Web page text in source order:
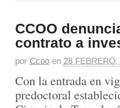
CCOO
contrato a
por Ccoo en 28 FEBRERO,
Con la entrada en
predoctoral